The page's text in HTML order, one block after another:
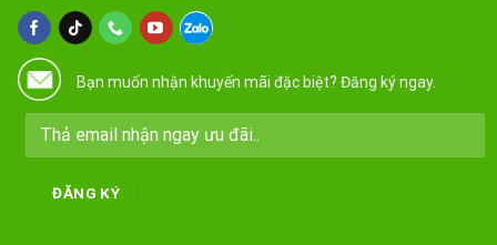
Bạn muốn nhận khuyến mãi đặc biệt? Đăng ký ngay.